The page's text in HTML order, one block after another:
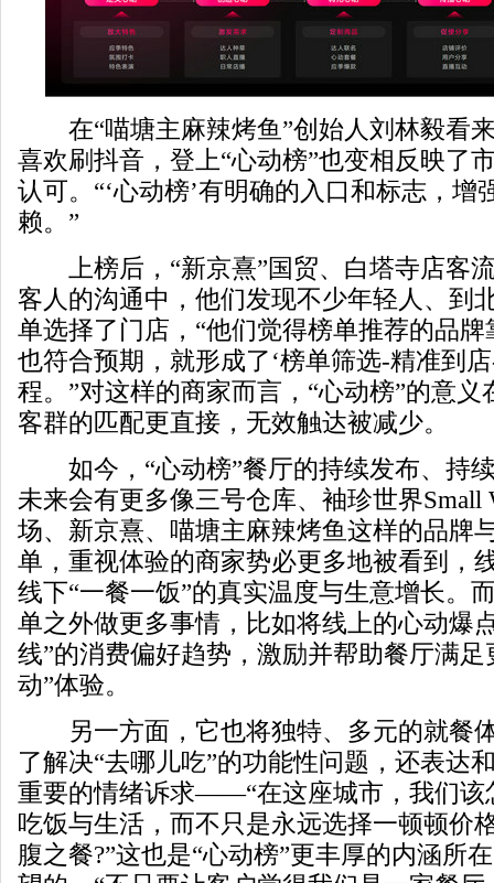
在“喵塘主麻辣烤鱼”创始人刘林毅看
喜欢刷抖音，登上“心动榜”也变相反映了
认可。“‘心动榜’有明确的入口和标志，增
赖。”
上榜后，“新京熹”国贸、白塔寺店客流
客人的沟通中，他们发现不少年轻人、到
单选择了门店，“他们觉得榜单推荐的品
也符合预期，就形成了‘榜单筛选-精准到
程。”对这样的商家而言，“心动榜”的意
客群的匹配更直接，无效触达被减少。
如今，“心动榜”餐厅的持续发布、持
未来会有更多像三号仓库、袖珍世界Small
场、新京熹、喵塘主麻辣烤鱼这样的品
单，重视体验的商家势必更多地被看到，
线下“一餐一饭”的真实温度与生意增长。
单之外做更多事情，比如将线上的心动爆
线”的消费偏好趋势，激励并帮助餐厅满足
动”体验。
另一方面，它也将独特、多元的就餐
了解决“去哪儿吃”的功能性问题，还表达
重要的情绪诉求——“在这座城市，我们该
吃饭与生活，而不只是永远选择一顿顿价
腹之餐?”这也是“心动榜”更丰厚的内涵所